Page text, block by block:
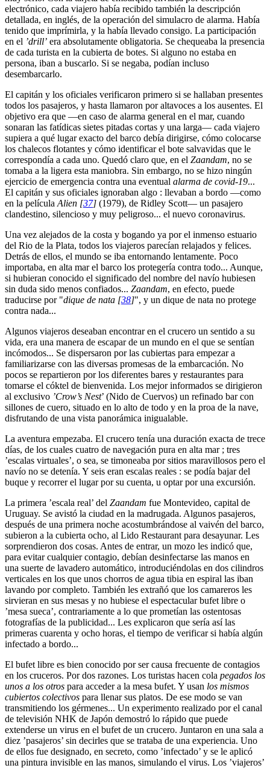
electrónico, cada viajero había recibido también la descripción
detallada, en inglés, de la operación del simulacro de alarma. Había
tenido que imprímirla, y la había llevado consigo. La participación
en el ’drill’ era absolutamente obligatoria. Se chequeaba la presencia
de cada turista en la cubierta de botes. Si alguno no estaba en
persona, iban a buscarlo. Si se negaba, podían incluso
desembarcarlo.
El capitán y los oficiales verificaron primero si se hallaban presentes
todos los pasajeros, y hasta llamaron por altavoces a los ausentes. El
objetivo era que —en caso de alarma general en el mar, cuando
sonaran las fatídicas sietes pitadas cortas y una larga— cada viajero
supiera a qué lugar exacto del barco debía dirigirse, cómo colocarse
los chalecos flotantes y cómo identificar el bote salvavidas que le
correspondía a cada uno. Quedó claro que, en el Zaandam, no se
tomaba a la ligera esta maniobra. Sin embargo, no se hizo ningún
ejercicio de emergencia contra una eventual alarma de covid-19...
El capitán y sus oficiales ignoraban algo : llevaban a bordo —como
en la película Alien [37] (1979), de Ridley Scott— un pasajero
clandestino, silencioso y muy peligroso... el nuevo coronavirus.
Una vez alejados de la costa y bogando ya por el inmenso estuario
del Rio de la Plata, todos los viajeros parecían relajados y felices.
Detrás de ellos, el mundo se iba entornando lentamente. Poco
importaba, en alta mar el barco los protegería contra todo... Aunque,
si hubieran conocido el significado del nombre del navío hubiesen
sin duda sido menos confiados... Zaandam, en efecto, puede
traducirse por "dique de nata [38]", y un dique de nata no protege
contra nada...
Algunos viajeros deseaban encontrar en el crucero un sentido a su
vida, era una manera de escapar de un mundo en el que se sentían
incómodos... Se dispersaron por las cubiertas para empezar a
familiarizarse con las diversas promesas de la embarcación. No
pocos se repartieron por los diferentes bares y restaurantes para
tomarse el cóktel de bienvenida. Los mejor informados se dirigieron
al exclusivo ’Crow’s Nest’ (Nido de Cuervos) un refinado bar con
sillones de cuero, situado en lo alto de todo y en la proa de la nave,
disfrutando de una vista panorámica inigualable.
La aventura empezaba. El crucero tenía una duración exacta de trece
días, de los cuales cuatro de navegación pura en alta mar ; tres
’escalas virtuales’, o sea, se timoneaba por sitios maravillosos pero el
navío no se detenía. Y seis eran escalas reales : se podía bajar del
buque y recorrer el lugar por su cuenta, u optar por una excursión.
La primera ’escala real’ del Zaandam fue Montevideo, capital de
Uruguay. Se avistó la ciudad en la madrugada. Algunos pasajeros,
después de una primera noche acostumbrándose al vaivén del barco,
subieron a la cubierta ocho, al Lido Restaurant para desayunar. Les
sorprendieron dos cosas. Antes de entrar, un mozo les indicó que,
para evitar cualquier contagio, debían desinfectarse las manos en
una suerte de lavadero automático, introduciéndolas en dos cilindros
verticales en los que unos chorros de agua tibia en espiral las iban
lavando por completo. También les extrañó que los camareros les
sirvieran en sus mesas y no hubiese el espectacular bufet libre o
’mesa sueca’, contrariamente a lo que prometían las ostentosas
fotografías de la publicidad... Les explicaron que sería así las
primeras cuarenta y ocho horas, el tiempo de verificar si había algún
infectado a bordo...
El bufet libre es bien conocido por ser causa frecuente de contagios
en los cruceros. Por dos razones. Los turistas hacen cola pegados los
unos a los otros para acceder a la mesa bufet. Y usan los mismos
cubiertos colectivos para llenar sus platos. De ese modo se van
transmitiendo los gérmenes... Un experimento realizado por el canal
de televisión NHK de Japón demostró lo rápido que puede
extenderse un virus en el bufet de un crucero. Juntaron en una sala a
diez ’pasajeros’ sin decirles que se trataba de una experiencia. Uno
de ellos fue designado, en secreto, como ’infectado’ y se le aplicó
una pintura invisible en las manos, simulando el virus. Los ’viajeros’